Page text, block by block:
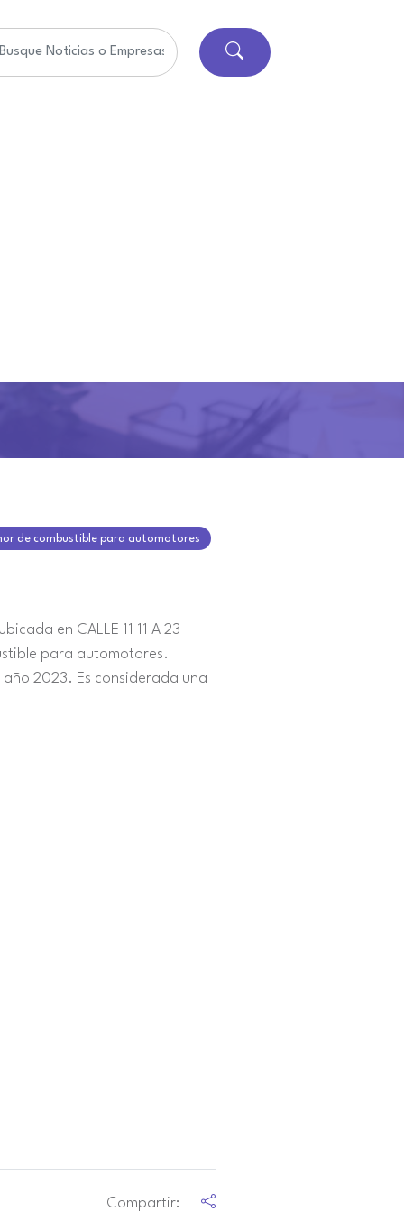
de combustible para automotores
en CALLE 11 11 A 23
para automotores.
2023. Es considerada una
Compartir: